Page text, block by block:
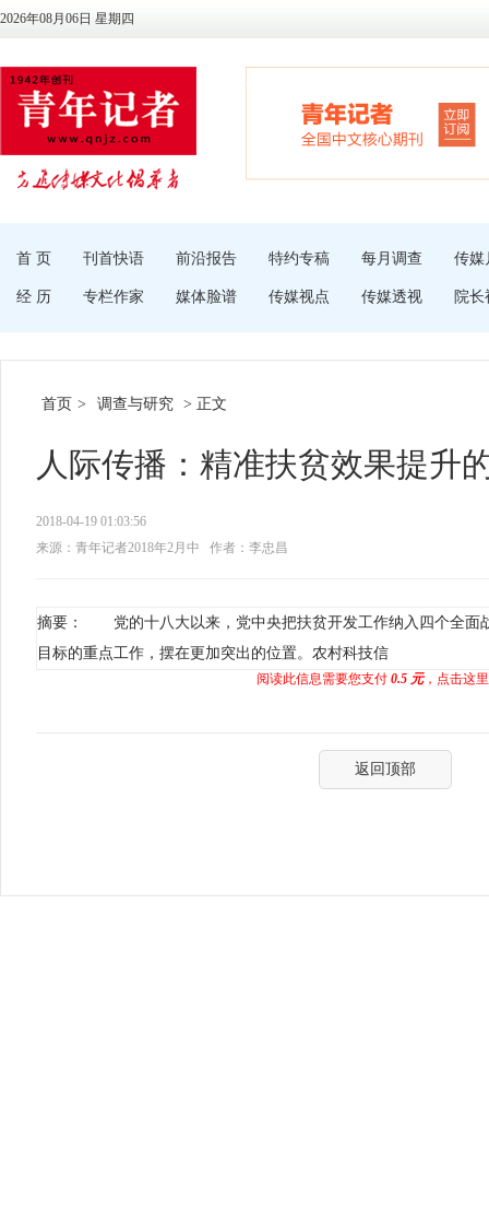
2026年08月06日 星期四
首 页 刊首快语 前沿报告 特约专稿 每月调查 传媒
经 历 专栏作家 媒体脸谱 传媒视点 传媒透视 院长
首页 > 调查与研究 > 正文
人际传播：精准扶贫效果提升
2018-04-19 01:03:56
来源：青年记者2018年2月中
作者：李忠昌
摘要： 党的十八大以来，党中央把扶贫开发工作纳入四个全面
目标的重点工作，摆在更加突出的位置。农村科技信
阅读此信息需要您支付 0.5 元，点击这
返回顶部